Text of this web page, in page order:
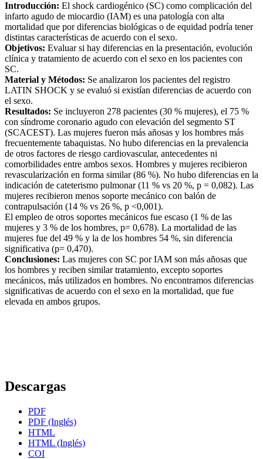
Introducción: El shock cardiogénico (SC) como complicación del
infarto agudo de miocardio (IAM) es una patología con alta
mortalidad que por diferencias biológicas o de equidad podría tener
distintas características de acuerdo con el sexo.
Objetivos: Evaluar si hay diferencias en la presentación, evolución
clínica y tratamiento de acuerdo con el sexo en los pacientes con
SC.
Material y Métodos: Se analizaron los pacientes del registro
LATIN SHOCK y se evaluó si existían diferencias de acuerdo con
el sexo.
Resultados: Se incluyeron 278 pacientes (30 % mujeres), el 75 %
con síndrome coronario agudo con elevación del segmento ST
(SCACEST). Las mujeres fueron más añosas y los hombres más
frecuentemente tabaquistas. No hubo diferencias en la prevalencia
de otros factores de riesgo cardiovascular, antecedentes ni
comorbilidades entre ambos sexos. Hombres y mujeres recibieron
revascularización en forma similar (86 %). No hubo diferencias en la
indicación de cateterismo pulmonar (11 % vs 20 %, p = 0,082). Las
mujeres recibieron menos soporte mecánico con balón de
contrapulsación (14 % vs 26 %, p <0,001).
El empleo de otros soportes mecánicos fue escaso (1 % de las
mujeres y 3 % de los hombres, p= 0,678). La mortalidad de las
mujeres fue del 49 % y la de los hombres 54 %, sin diferencia
significativa (p= 0,470).
Conclusiones: Las mujeres con SC por IAM son más añosas que
los hombres y reciben similar tratamiento, excepto soportes
mecánicos, más utilizados en hombres. No encontramos diferencias
significativas de acuerdo con el sexo en la mortalidad, que fue
elevada en ambos grupos.
Descargas
PDF
PDF (Inglés)
HTML
HTML (Inglés)
COI